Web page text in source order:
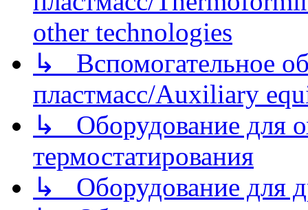
other technologies
↳ Вспомогательное
пластмасс/Auxiliary
↳ Оборудование для
термостатирования
↳ Оборудование для